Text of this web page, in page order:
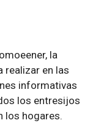
la
realizar en las
informativas
los entresijos
los hogares.